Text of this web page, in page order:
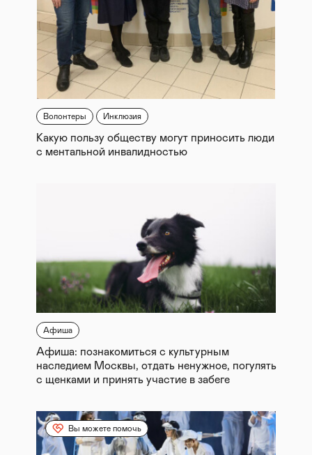
Волонтеры Инклюзия
Какую пользу обществу могут приносить люди
с ментальной инвалидностью
Афиша
Афиша: познакомиться с культурным
наследием Москвы, отдать ненужное, погулять
с щенками и принять участие в забеге
Вы можете помочь